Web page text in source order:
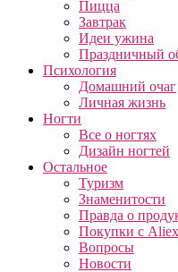
Пицца
Завтрак
Идеи ужина
Праздничный
Психология
Домашний очаг
Личная жизнь
Ногти
Все о ногтях
Дизайн ногтей
Остальное
Туризм
Знаменитости
Правда о
Покупки с
Вопросы
Новости